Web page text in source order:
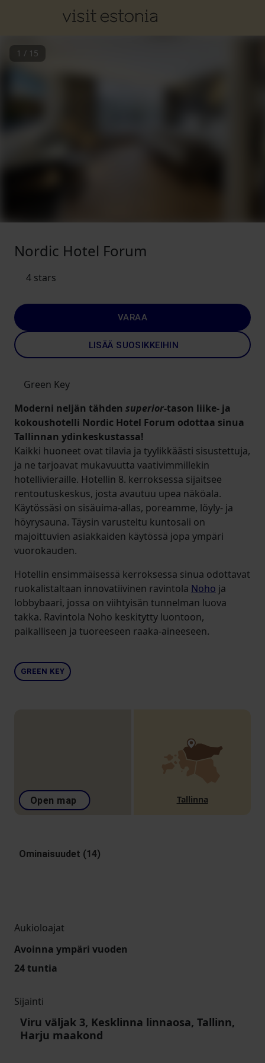
1 / 15
Nordic Hotel Forum
4 stars
VARAA
LISÄÄ SUOSIKKEIHIN
Green Key
Moderni neljän tähden superior-tason liike- ja
kokoushotelli Nordic Hotel Forum odottaa sinua
Tallinnan ydinkeskustassa!
Kaikki huoneet ovat tilavia ja tyylikkäästi sisustettuja,
ja ne tarjoavat mukavuutta vaativimmillekin
hotellivieraille. Hotellin 8. kerroksessa sijaitsee
rentoutuskeskus, josta avautuu upea näköala.
Käytössäsi on sisäuima-allas, poreamme, löyly- ja
höyrysauna. Täysin varusteltu kuntosali on
majoittuvien asiakkaiden käytössä jopa ympäri
vuorokauden.
Hotellin ensimmäisessä kerroksessa sinua odottavat
ruokalistaltaan innovatiivinen ravintola Noho ja
lobbybaari, jossa on viihtyisän tunnelman luova
takka. Ravintola Noho keskitytty luontoon,
paikalliseen ja tuoreeseen raaka-aineeseen.
GREEN KEY
Open map Tallinna
Ominaisuudet (14)
Aukioloajat
Avoinna ympäri vuoden
24 tuntia
Sijainti
Viru väljak 3, Kesklinna linnaosa, Tallinn,
Harju maakond